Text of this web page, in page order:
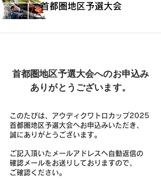
首都圏地区予選大会
首都圏地区予選大会へのお申込み
ありがとうございます。
このたびは、アウディクワトロカップ2025
首都圏地区予選大会へお申込みいただき、
誠にありがとうございます。
ご記入頂いたメールアドレスへ自動返信の
確認メールをお送りしておりますので、
ご確認ください。